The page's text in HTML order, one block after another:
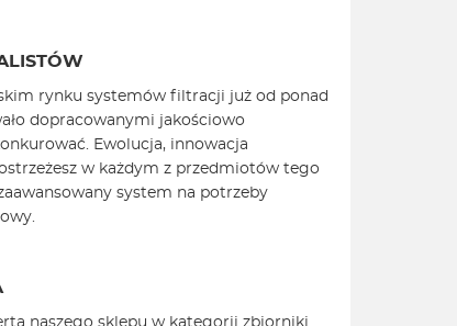
rynku systemów filtracji już od ponad
dopracowanymi jakościowo
Ewolucja, innowacja
w każdym z przedmiotów tego
system na potrzeby
naszego sklepu w kategorii zbiorniki